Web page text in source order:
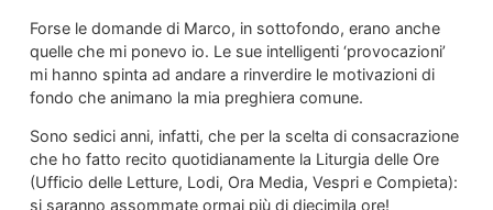
Forse le domande di Marco, in sottofondo, erano anche
quelle che mi ponevo io. Le sue intelligenti ‘provocazioni’
mi hanno spinta ad andare a rinverdire le motivazioni di
fondo che animano la mia preghiera comune.
Sono sedici anni, infatti, che per la scelta di consacrazione
che ho fatto recito quotidianamente la Liturgia delle Ore
(Ufficio delle Letture, Lodi, Ora Media, Vespri e Compieta):
si saranno assommate ormai più di diecimila ore!